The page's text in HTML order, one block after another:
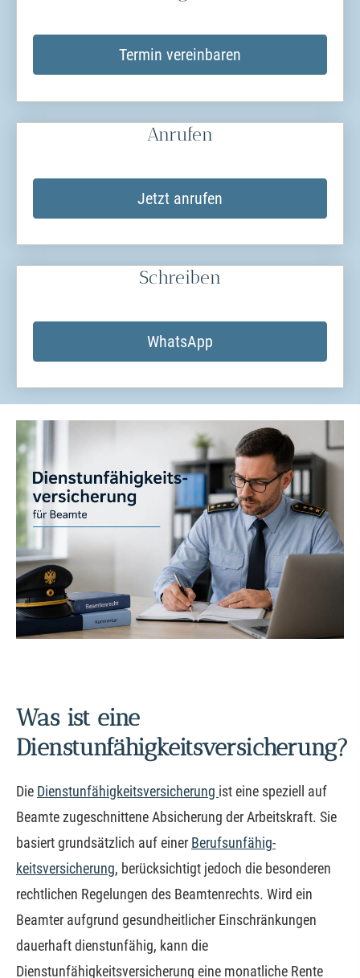
Termin ver­ein­baren
Anrufen
Jetzt anrufen
Schreiben
WhatsApp
Was ist eine
Dienstunfähigkeitsversicherung?
Die Dienstunfähigkeitsversicherung ist eine speziell auf
Beamte zugeschnittene Absicherung der Arbeitskraft. Sie
basiert grundsätzlich auf einer Berufs­unfähig­
keitsversicherung, berücksichtigt jedoch die besonderen
rechtlichen Regelungen des Beamtenrechts. Wird ein
Beamter aufgrund gesundheitlicher Einschränkungen
dauerhaft dienstunfähig, kann die
Dienstunfähigkeitsversicherung eine monatliche Rente